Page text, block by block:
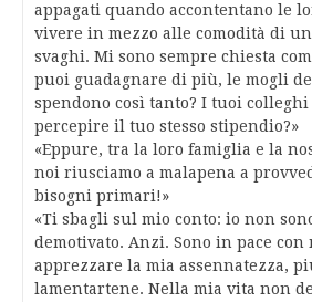
appagati quando accontentano le
vivere in mezzo alle comodità di
svaghi. Mi sono sempre chiesta
puoi guadagnare di più, le mogli
spendono così tanto? I tuoi
percepire il tuo stesso stipendio?»
«Eppure, tra la loro famiglia e la
noi riusciamo a malapena a
bisogni primari!»
«Ti sbagli sul mio conto: io non
demotivato. Anzi. Sono in pace con
apprezzare la mia assennatezza,
lamentartene. Nella mia vita non